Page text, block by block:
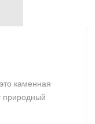
каменная
природный